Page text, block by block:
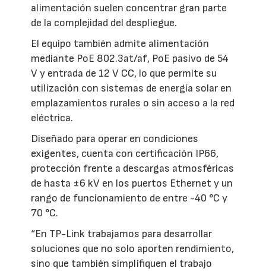
alimentación suelen concentrar gran parte
de la complejidad del despliegue.
El equipo también admite alimentación
mediante PoE 802.3at/af, PoE pasivo de 54
V y entrada de 12 V CC, lo que permite su
utilización con sistemas de energía solar en
emplazamientos rurales o sin acceso a la red
eléctrica.
Diseñado para operar en condiciones
exigentes, cuenta con certificación IP66,
protección frente a descargas atmosféricas
de hasta ±6 kV en los puertos Ethernet y un
rango de funcionamiento de entre -40 °C y
70 °C.
“En TP-Link trabajamos para desarrollar
soluciones que no solo aporten rendimiento,
sino que también simplifiquen el trabajo